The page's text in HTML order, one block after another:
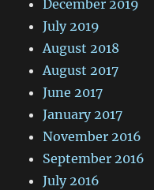
December 2019
July 2019
August 2018
August 2017
June 2017
January 2017
November 2016
September 2016
July 2016